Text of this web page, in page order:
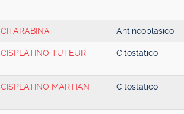
CITARABINA Antineoplásico
CISPLATINO TUTEUR Citostático
CISPLATINO MARTIAN Citostático